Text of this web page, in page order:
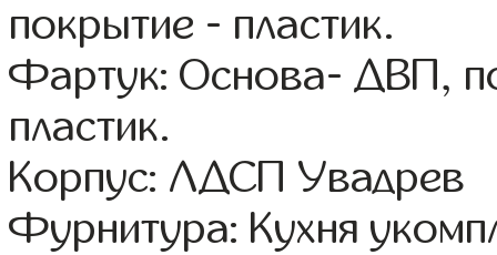
покрытие - пластик.
Фартук: Основа- ДВП,
пластик.
Корпус: ЛДСП Увадрев
Фурнитура: Кухня